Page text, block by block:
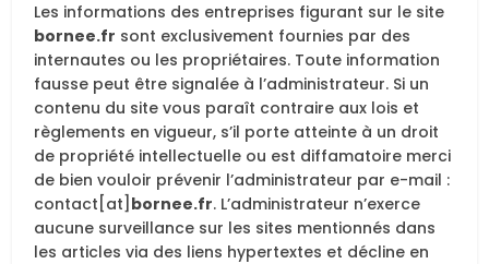
Les informations des entreprises figurant sur le site
bornee.fr sont exclusivement fournies par des
internautes ou les propriétaires. Toute information
fausse peut être signalée à l’administrateur. Si un
contenu du site vous paraît contraire aux lois et
règlements en vigueur, s’il porte atteinte à un droit
de propriété intellectuelle ou est diffamatoire merci
de bien vouloir prévenir l’administrateur par e-mail :
contact[at] bornee.fr. L’administrateur n’exerce
aucune surveillance sur les sites mentionnés dans
les articles via des liens hypertextes et décline en